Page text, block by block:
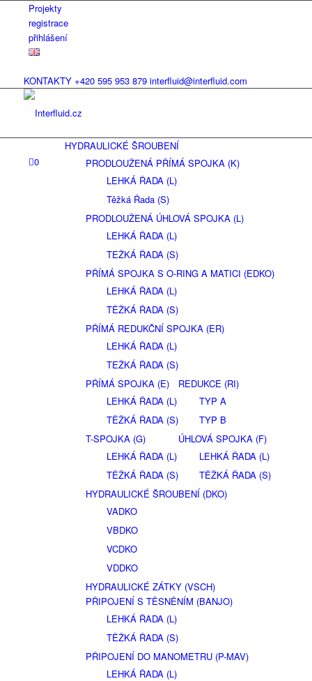
Projekty
registrace
přihlášení
KONTAKTY +420 595 953 879 interfluid@interfluid.com
0
HYDRAULICKÉ ŠROUBENÍ
PRODLOUŽENÁ PŘÍMÁ SPOJKA (K)
LEHKÁ ŘADA (L)
Těžká Řada (S)
PRODLOUŽENÁ ÚHLOVÁ SPOJKA (L)
LEHKÁ ŘADA (L)
TEŽKÁ ŘADA (S)
PŘÍMÁ SPOJKA S O-RING A MATICI (EDKO)
LEHKÁ ŘADA (L)
TĚŽKÁ ŘADA (S)
PŘÍMÁ REDUKČNÍ SPOJKA (ER)
LEHKÁ ŘADA (L)
TEŽKÁ ŘADA (S)
PŘÍMÁ SPOJKA (E)
LEHKÁ ŘADA (L)
TĚŽKÁ ŘADA (S)
REDUKCE (RI)
TYP A
TYP B
T-SPOJKA (G)
LEHKÁ ŘADA (L)
TĚŽKÁ ŘADA (S)
ÚHLOVÁ SPOJKA (F)
LEHKÁ ŘADA (L)
TĚŽKÁ ŘADA (S)
HYDRAULICKÉ ŠROUBENÍ (DKO)
VADKO
VBDKO
VCDKO
VDDKO
HYDRAULICKÉ ZÁTKY (VSCH)
PŘIPOJENÍ S TĚSNĚNÍM (BANJO)
LEHKÁ ŘADA (L)
TĚŽKÁ ŘADA (S)
PŘIPOJENÍ DO MANOMETRU (P-MAV)
LEHKÁ ŘADA (L)